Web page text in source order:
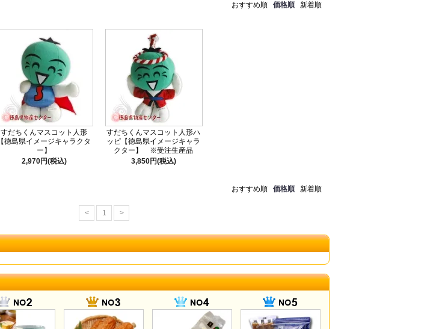
おすすめ順 価格順 新着順
すだちくんマスコット人形
【徳島県イメージキャラクタ
ー】
2,970円(税込)
すだちくんマスコット人形ハ
ッピ【徳島県イメージキャラ
クター】 ※受注生産品
3,850円(税込)
おすすめ順 価格順 新着順
< 1 >